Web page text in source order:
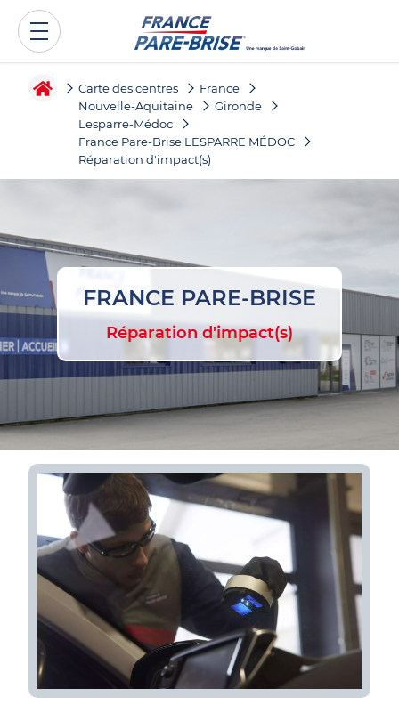
Carte des centres
France
Nouvelle-Aquitaine
Gironde
Lesparre-Médoc
France Pare-Brise LESPARRE MÉDOC
Réparation d'impact(s)
FRANCE PARE-BRISE
Réparation d'impact(s)